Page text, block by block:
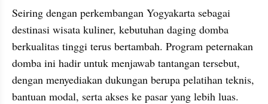
Seiring dengan perkembangan Yogyakarta sebagai
destinasi wisata kuliner, kebutuhan daging domba
berkualitas tinggi terus bertambah. Program peternakan
domba ini hadir untuk menjawab tantangan tersebut,
dengan menyediakan dukungan berupa pelatihan teknis,
bantuan modal, serta akses ke pasar yang lebih luas.